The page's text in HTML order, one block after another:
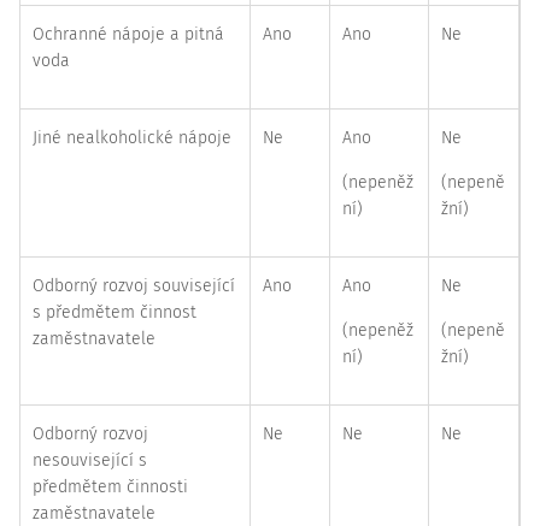
Ochranné nápoje a pitná
voda
Ano Ano Ne
Jiné nealkoholické nápoje Ne Ano
(nepeněž
ní)
Ne
(nepeně
žní)
Odborný rozvoj související
s předmětem činnost
zaměstnavatele
Ano Ano
(nepeněž
ní)
Ne
(nepeně
žní)
Odborný rozvoj
nesouvisející s
předmětem činnosti
zaměstnavatele
Ne Ne Ne